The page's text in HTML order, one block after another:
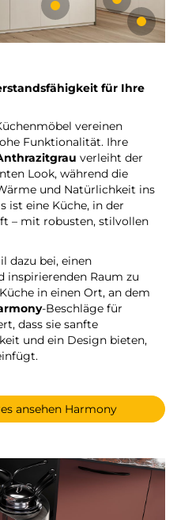
für Ihre
vereinen
Funktionalität. Ihre
verleiht der
Look, während die
und Natürlichkeit ins
ist eine Küche, in der
– mit robusten, stilvollen
dazu bei, einen
inspirierenden Raum zu
in einen Ort, an dem
-Beschläge für
dass sie sanfte
und ein Design bieten,
ansehen Harmony